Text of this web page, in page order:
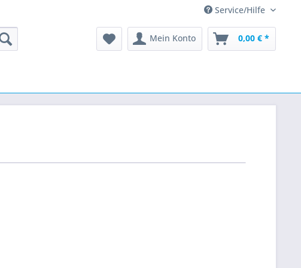
Service/Hilfe
Mein Konto 0,00 € *